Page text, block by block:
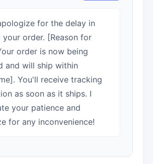
for the delay in
your order. [Reason for
order is now being
and will ship within
You'll receive tracking
as soon as it ships. I
your patience and
for any inconvenience!